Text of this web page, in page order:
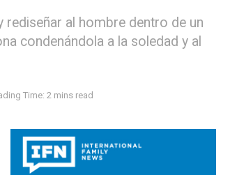
rediseñar al hombre dentro de un
condenándola a la soledad y al
Time: 2 mins read